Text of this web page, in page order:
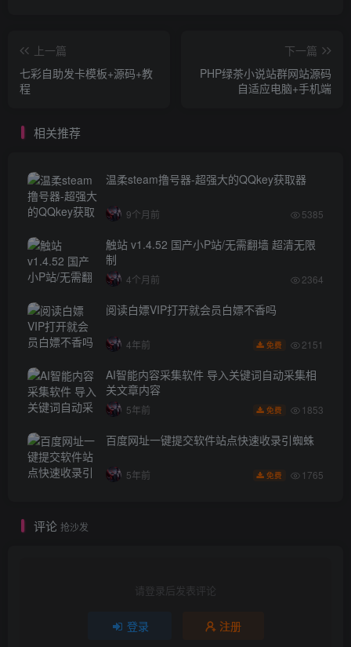
上一篇
七彩自助发卡模板+源码+教
程
下一篇
PHP绿茶小说站群网站源码
自适应电脑+手机端
相关推荐
温柔steam撸号器-超强大的QQkey获取器
9个月前 5385
触站 v1.4.52 国产小P站/无需翻墙 超清无限
制
4个月前 2364
阅读白嫖VIP打开就会员白嫖不香吗
4年前 免费 2151
AI智能内容采集软件 导入关键词自动采集相
关文章内容
5年前 免费 1853
百度网址一键提交软件站点快速收录引蜘蛛
5年前 免费 1765
评论 抢沙发
请登录后发表评论
登录 注册